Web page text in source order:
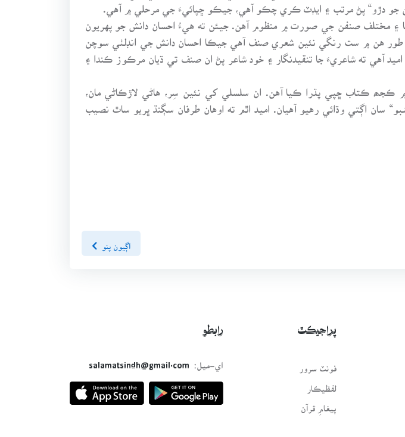
جو دڙو“ پڻ مرتب ۽ ايڊٽ ڪري چڪو آهي، جيڪو ڇپائيءَ جي مرحلي ۾ آهي.
۽ مختلف صنفن جي صورت ۾ منظوم آهن. جيئن ته هيءُ احسان دانش جو پهريون
هن ۾ ست رنگي نئين شعري صنف آهي جيڪا احسان دانش جي انڊلٺي سوچن
آهي ته شاعريءَ جا تنقيدنگار ۽ خود شاعر پڻ ان صنف تي ڌيان مرڪوز ڪندا ۽
۾ ڪجھ ڪتاب ڇپي پڌرا ڪيا آهن. ان سلسلي کي نئين سِر، هاڻي لاڙڪاڻي مان،
اڳتي وڌائي رهيو آهيان. اميد اٿم ته اوهان طرفان سڳنڌ ڀريو ساٿ نصيب
اڳيون پنو
پراجيڪٽ
فونٽ سرور
لفظيڪار
پيغامِ قرآن
رابطو
اي-ميل:
salamatsindh@gmail.com